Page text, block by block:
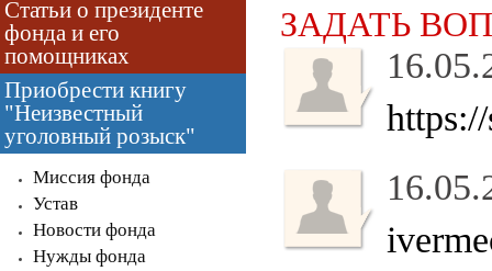
Статьи о президенте
фонда и его
помощниках
Приобрести книгу
"Неизвестный
уголовный розыск"
Миссия фонда
Устав
Новости фонда
Нужды фонда
ЗАДАТЬ